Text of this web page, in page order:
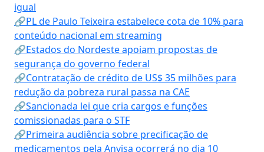
igual
🔗PL de Paulo Teixeira estabelece cota de 10% para
conteúdo nacional em streaming
🔗Estados do Nordeste apoiam propostas de
segurança do governo federal
🔗Contratação de crédito de US$ 35 milhões para
redução da pobreza rural passa na CAE
🔗Sancionada lei que cria cargos e funções
comissionadas para o STF
🔗Primeira audiência sobre precificação de
medicamentos pela Anvisa ocorrerá no dia 10